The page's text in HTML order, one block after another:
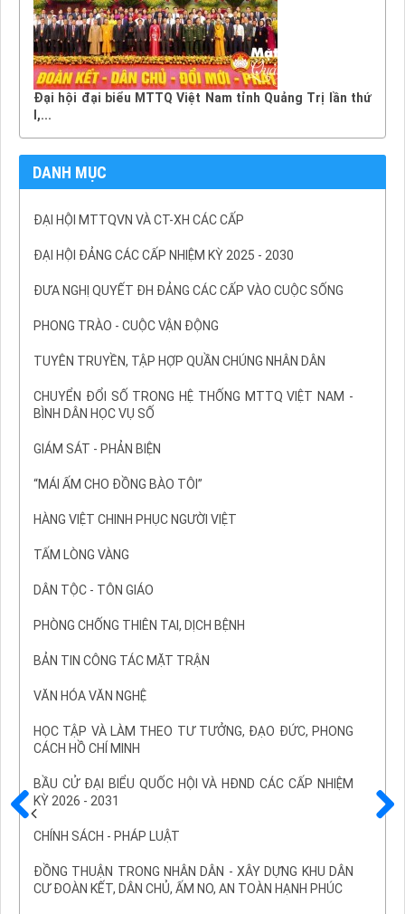
Đại hội đại biểu MTTQ Việt Nam tỉnh Quảng Trị lần thứ
I,...
DANH MỤC
ĐẠI HỘI MTTQVN VÀ CT-XH CÁC CẤP
ĐẠI HỘI ĐẢNG CÁC CẤP NHIỆM KỲ 2025 - 2030
ĐƯA NGHỊ QUYẾT ĐH ĐẢNG CÁC CẤP VÀO CUỘC SỐNG
PHONG TRÀO - CUỘC VẬN ĐỘNG
TUYÊN TRUYỀN, TẬP HỢP QUẦN CHÚNG NHÂN DÂN
CHUYỂN ĐỔI SỐ TRONG HỆ THỐNG MTTQ VIỆT NAM -
BÌNH DÂN HỌC VỤ SỐ
GIÁM SÁT - PHẢN BIỆN
“MÁI ẤM CHO ĐỒNG BÀO TÔI”
HÀNG VIỆT CHINH PHỤC NGƯỜI VIỆT
TẤM LÒNG VÀNG
DÂN TỘC - TÔN GIÁO
PHÒNG CHỐNG THIÊN TAI, DỊCH BỆNH
BẢN TIN CÔNG TÁC MẶT TRẬN
VĂN HÓA VĂN NGHỆ
HỌC TẬP VÀ LÀM THEO TƯ TƯỞNG, ĐẠO ĐỨC, PHONG
CÁCH HỒ CHÍ MINH
BẦU CỬ ĐẠI BIỂU QUỐC HỘI VÀ HĐND CÁC CẤP NHIỆM
KỲ 2026 - 2031
CHÍNH SÁCH - PHÁP LUẬT
ĐỒNG THUẬN TRONG NHÂN DÂN - XÂY DỰNG KHU DÂN
CƯ ĐOÀN KẾT, DÂN CHỦ, ẤM NO, AN TOÀN HẠNH PHÚC
Trước